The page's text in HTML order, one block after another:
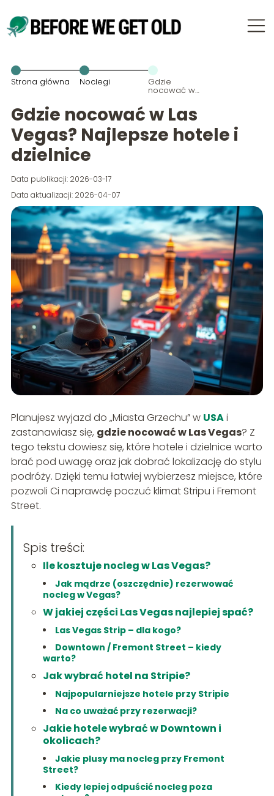
Strona główna Noclegi Gdzie
nocować w
Najlepsze
hotele i
dzielnice
Gdzie nocować w Las
Vegas? Najlepsze hotele i
dzielnice
Data publikacji: 2026-03-17
Data aktualizacji: 2026-04-07
Planujesz wyjazd do „Miasta Grzechu” w USAi
zastanawiasz się, gdzie nocować w Las Vegas? Z
tego tekstu dowiesz się, które hotele i dzielnice warto
brać pod uwagę oraz jak dobrać lokalizację do stylu
podróży. Dzięki temu łatwiej wybierzesz miejsce, które
pozwoli Ci naprawdę poczuć klimat Stripu i Fremont
Street.
Spis treści:
Ile kosztuje nocleg w Las Vegas?
Jak mądrze (oszczędnie) rezerwować
nocleg w Vegas?
W jakiej części Las Vegas najlepiej spać?
Las Vegas Strip – dla kogo?
Downtown / Fremont Street – kiedy
warto?
Jak wybrać hotel na Stripie?
Najpopularniejsze hotele przy Stripie
Na co uważać przy rezerwacji?
Jakie hotele wybrać w Downtown i
okolicach?
Jakie plusy ma nocleg przy Fremont
Street?
Kiedy lepiej odpuścić nocleg poza